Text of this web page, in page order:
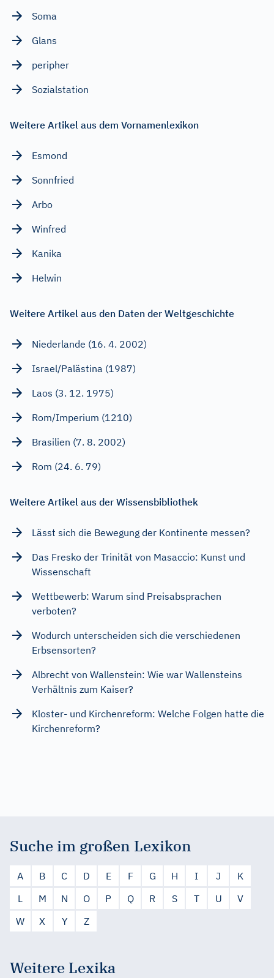
Soma
Glans
peripher
Sozialstation
Weitere Artikel aus dem Vornamenlexikon
Esmond
Sonnfried
Arbo
Winfred
Kanika
Helwin
Weitere Artikel aus den Daten der Weltgeschichte
Niederlande (16. 4. 2002)
Israel/Palästina (1987)
Laos (3. 12. 1975)
Rom/Imperium (1210)
Brasilien (7. 8. 2002)
Rom (24. 6. 79)
Weitere Artikel aus der Wissensbibliothek
Lässt sich die Bewegung der Kontinente messen?
Das Fresko der Trinität von Masaccio: Kunst und
Wissenschaft
Wettbewerb: Warum sind Preisabsprachen
verboten?
Wodurch unterscheiden sich die verschiedenen
Erbsensorten?
Albrecht von Wallenstein: Wie war Wallensteins
Verhältnis zum Kaiser?
Kloster- und Kirchenreform: Welche Folgen hatte die
Kirchenreform?
Suche im großen Lexikon
A B C D E F G H I J
K
L
M N O P Q R S T U
V
W
X Y Z
Weitere Lexika